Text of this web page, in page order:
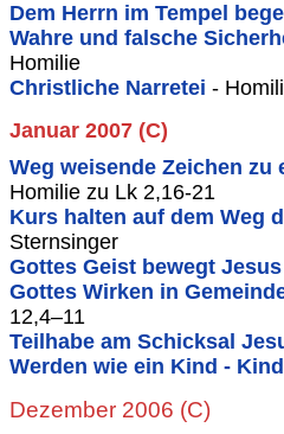
Dem Herrn im Tempel
Wahre und falsche
Homilie
Christliche Narretei -
Januar 2007 (C)
Weg weisende Zeichen
Homilie zu Lk 2,16-21
Kurs halten auf dem Weg
Sternsinger
Gottes Geist bewegt
Gottes Wirken in
12,4–11
Teilhabe am Schicksal
Werden wie ein Kind -
Dezember 2006 (C)